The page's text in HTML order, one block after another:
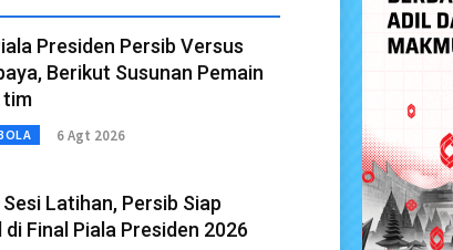
Presiden Persib Versus
Berikut Susunan Pemain
tim
6 Agt 2026
Latihan, Persib Siap
di Final Piala Presiden 2026